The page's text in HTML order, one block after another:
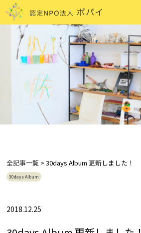
全記事一覧 > 30days Album 更新しました！
30days Album
2018.12.25